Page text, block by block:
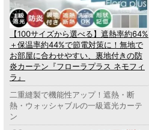
【100サイズから選べる】遮熱率約64%
＋保温率約44%で節電対策に！無地で
お部屋に合わせやすい、裏地付きの防
炎カーテン『フローラプラス ネモフィ
ラ』
二重縫製で機能性アップ！遮熱・断
熱・ウォッシャブルの一級遮光カーテ
ン